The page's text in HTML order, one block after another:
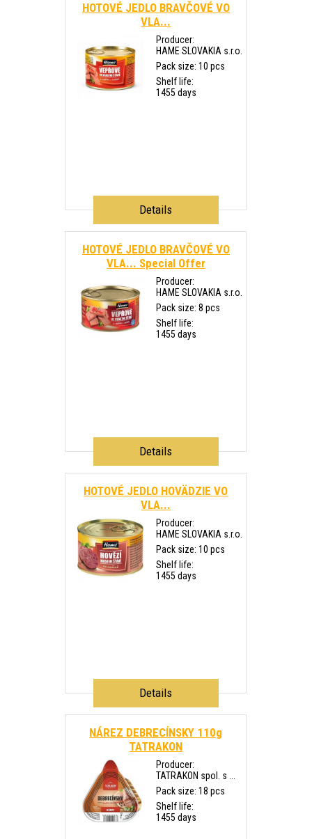
HOTOVÉ JEDLO BRAVČOVÉ VO
VLA...
Producer:
HAME SLOVAKIA s.r.o.
Pack size: 10 pcs
Shelf life:
1455 days
Details
HOTOVÉ JEDLO BRAVČOVÉ VO
VLA... Special Offer
Producer:
HAME SLOVAKIA s.r.o.
Pack size: 8 pcs
Shelf life:
1455 days
Details
HOTOVÉ JEDLO HOVÄDZIE VO
VLA...
Producer:
HAME SLOVAKIA s.r.o.
Pack size: 10 pcs
Shelf life:
1455 days
Details
NÁREZ DEBRECÍNSKY 110g
TATRAKON
Producer:
TATRAKON spol. s ...
Pack size: 18 pcs
Shelf life:
1455 days